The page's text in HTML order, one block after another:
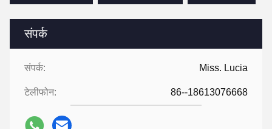
संपर्क
संपर्क: Miss. Lucia
टेलीफोन: 86--18613076668